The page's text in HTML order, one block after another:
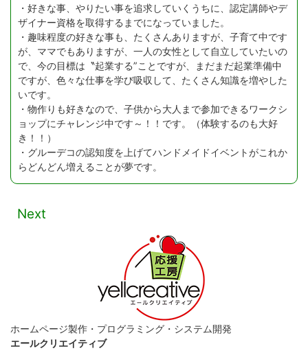
・好きな事、やりたい事を追求していくうちに、認定講師やデ
ザイナー資格を取得するまでになっていました。
・趣味程度の好きな事も、たくさんありますが、子育て中です
が、ママでもありますが、一人の女性として自立していたいの
で、今の目標は〝起業する”ことですが、まだまだ起業準備中
ですが、色々な仕事を学び吸収して、たくさん知識を増やした
いです。
・物作りも好きなので、子供から大人まで参加できるワークシ
ョップにチャレンジ中です～！！です。（体験するのも大好
き！！）
・グルーデコの認知度を上げてハンドメイドイベントがこれか
らどんどん増えることが夢です。
Next
ホームページ製作・プログラミング・システム開発
エールクリエイティブ